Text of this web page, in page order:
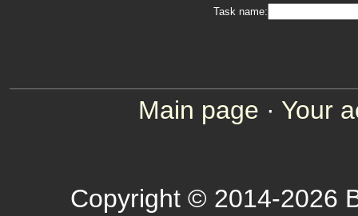
Task name:
Main page · Your
Copyright © 2014-2026